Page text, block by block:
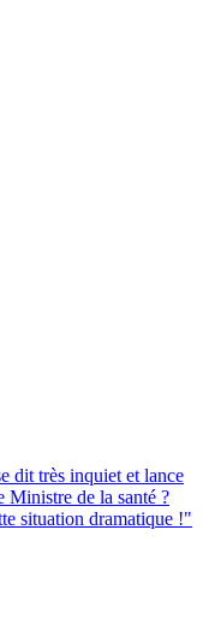
dit très inquiet et lance
de la santé ?
situation dramatique !"